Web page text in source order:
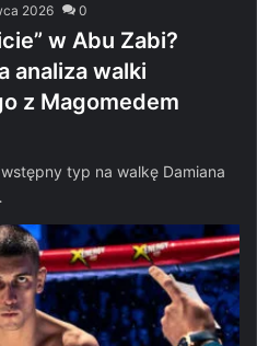
2026 0
w Abu Zabi?
analiza walki
z Magomedem
typ na walkę Damiana